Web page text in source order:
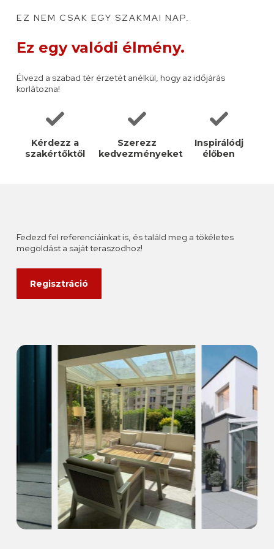
és élményként élheted meg a tervezést.
EZ NEM CSAK EGY SZAKMAI NAP.
Ez egy valódi élmény.
Élvezd a szabad tér érzetét anélkül, hogy az időjárás
korlátozna!
Kérdezz a
szakértőktől
Szerezz
kedvezményeket
Inspirálódj
élőben
Fedezd fel referenciáinkat is, és találd meg a tökéletes
megoldást a saját teraszodhoz!
Regisztráció